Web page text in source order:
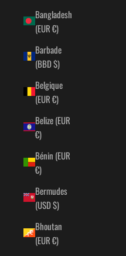
Bangladesh
(EUR €)
Barbade
(BBD $)
Belgique
(EUR €)
Belize (EUR
€)
Bénin (EUR
€)
Bermudes
(USD $)
Bhoutan
(EUR €)